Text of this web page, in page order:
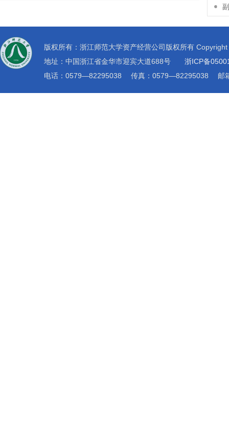
版权所有：浙江师范大学资产经营公司版权所有
地址：中国浙江省金华市迎宾大道688号
浙ICP备
电话：0579—82295038 传真：0579—82295038 邮